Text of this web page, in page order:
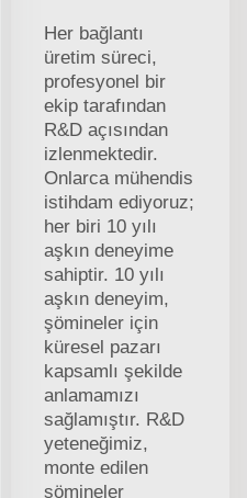
Her bağlantı
üretim süreci,
profesyonel bir
ekip tarafından
R&D açısından
izlenmektedir.
Onlarca mühendis
istihdam ediyoruz;
her biri 10 yılı
aşkın deneyime
sahiptir. 10 yılı
aşkın deneyim,
şömineler için
küresel pazarı
kapsamlı şekilde
anlamamızı
sağlamıştır. R&D
yeteneğimiz,
monte edilen
şömineler